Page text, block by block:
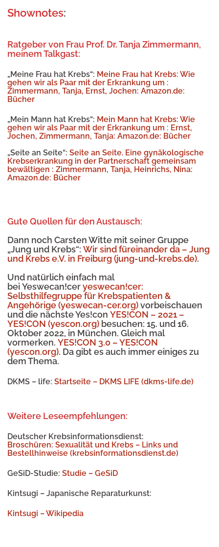
Shownotes:
Ratgeber von Frau Prof. Dr. Tanja Zimmermann,
meinem Talkgast:
„Meine Frau hat Krebs“: Meine Frau hat Krebs: Wie
gehen wir als Paar mit der Erkrankung um :
Zimmermann, Tanja, Ernst, Jochen: Amazon.de:
Bücher
„Mein Mann hat Krebs“: Mein Mann hat Krebs: Wie
gehen wir als Paar mit der Erkrankung um : Ernst,
Jochen, Zimmermann, Tanja: Amazon.de: Bücher
„Seite an Seite“: Seite an Seite. Eine gynäkologische
Krebserkrankung in der Partnerschaft gemeinsam
bewältigen : Zimmermann, Tanja, Heinrichs, Nina:
Amazon.de: Bücher
Gute Quellen für den Austausch:
Dann noch Carsten Witte mit seiner Gruppe
„Jung und Krebs“: Wir sind füreinander da – Jung
und Krebs e.V. in Freiburg (jung-und-krebs.de).
Und natürlich einfach mal
beiYeswecan!ceryeswecan!cer:
Selbsthilfegruppe für Krebspatienten &
Angehörige (yeswecan-cer.org)vorbeischauen
und die nächste Yes!con YES!CON – 2021 –
YES!CON (yescon.org) besuchen: 15. und 16.
Oktober 2022, in München. Gleich mal
vormerken. YES!CON 3.0 – YES!CON
(yescon.org). Da gibt es auch immer einiges zu
dem Thema.
DKMS – life: Startseite – DKMS LIFE (dkms-life.de)
Weitere Leseempfehlungen:
Deutscher Krebsinformationsdienst:
Broschüren: Sexualität und Krebs – Links und
Bestellhinweise (krebsinformationsdienst.de)
GeSiD-Studie: Studie – GeSiD
Kintsugi – Japanische Reparaturkunst:
Kintsugi – Wikipedia